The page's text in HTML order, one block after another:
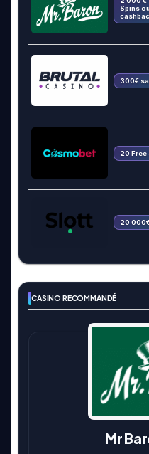
Spins
300€
20 Free
20
CASINO RECOMMANDÉ
Mr